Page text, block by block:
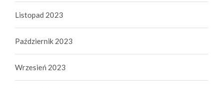
Listopad 2023
Październik 2023
Wrzesień 2023